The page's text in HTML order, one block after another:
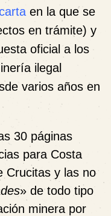
en la que se
en trámite) y
oficial a los
ilegal
varios años en
30 páginas
para Costa
Crucitas y las no
» de todo tipo
minera por